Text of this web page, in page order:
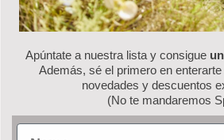
Apúntate a nuestra lista y consigue
Además, sé el primero en
novedades y descuentos
(No te mandaremos
Name